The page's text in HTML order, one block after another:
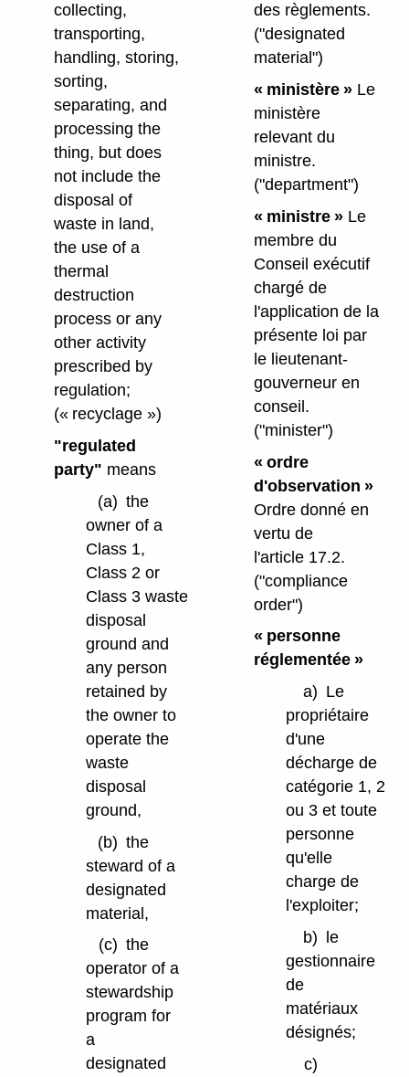
collecting,
transporting,
handling, storing,
sorting,
separating, and
processing the
thing, but does
not include the
disposal of
waste in land,
the use of a
thermal
destruction
process or any
other activity
prescribed by
regulation;
(« recyclage »)
"regulated
party" means
(a) the
owner of a
Class 1,
Class 2 or
Class 3 waste
disposal
ground and
any person
retained by
the owner to
operate the
waste
disposal
ground,
(b) the
steward of a
designated
material,
(c) the
operator of a
stewardship
program for
a
designated
des règlements.
("designated
material")
« ministère »Le
ministère
relevant du
ministre.
("department")
« ministre »Le
membre du
Conseil exécutif
chargé de
l'application de la
présente loi par
le lieutenant-
gouverneur en
conseil.
("minister")
« ordre
d'observation »
Ordre donné en
vertu de
l'article 17.2.
("compliance
order")
« personne
réglementée »
a) Le
propriétaire
d'une
décharge de
catégorie 1, 2
ou 3 et toute
personne
qu'elle
charge de
l'exploiter;
b) le
gestionnaire
de
matériaux
désignés;
c)